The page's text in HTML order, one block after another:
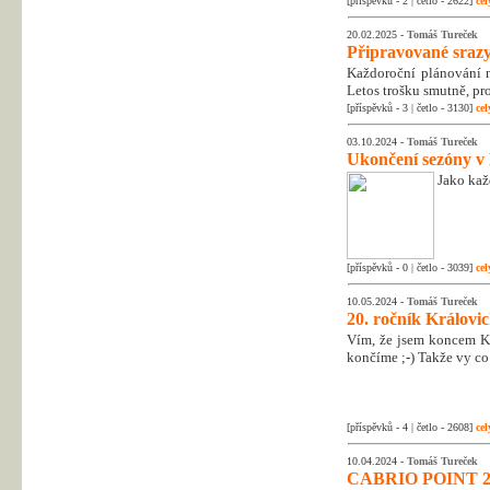
20.02.2025 - Tomáš Tureček
Připravované
Každoroční plánování
Letos trošku smutně,
[příspěvků - 3 | četlo - 3130]
03.10.2024 - Tomáš Tureček
Ukončení sezóny v
Jako
[příspěvků - 0 | četlo - 3039]
10.05.2024 - Tomáš Tureček
20. ročník
Vím, že jsem koncem
končíme ;-) Takže vy
[příspěvků - 4 | četlo - 2608]
10.04.2024 - Tomáš Tureček
CABRIO POINT